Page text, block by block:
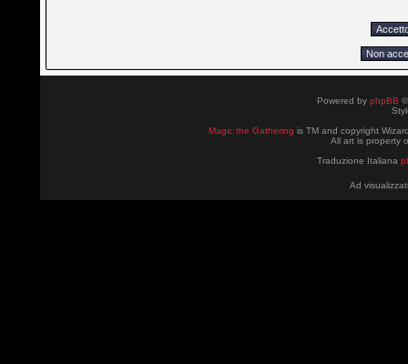
Powered by phpBB
Magic the Gathering is TM and copyright
All art is property
Traduzione Italiana
Ad